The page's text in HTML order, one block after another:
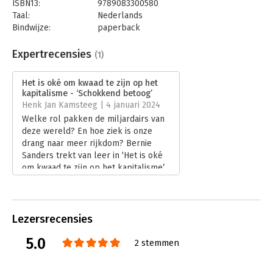
ISBN13:
9789083300580
Taal:
Nederlands
Bindwijze:
paperback
Uitgever:
Bot uitgevers
Verschijningsdatum:
5-10-2023
Hoofdrubriek: Mens en maatschappij
Expertrecensies (1)
Het is oké om kwaad te zijn op het
kapitalisme - ‘Schokkend betoog’
Henk Jan Kamsteeg | 4 januari 2024
Welke rol pakken de miljardairs van
deze wereld? En hoe ziek is onze
drang naar meer rijkdom? Bernie
Sanders trekt van leer in ‘Het is oké
om kwaad te zijn op het kapitalisme’.
Lezersrecensies
5.0 2 stemmen